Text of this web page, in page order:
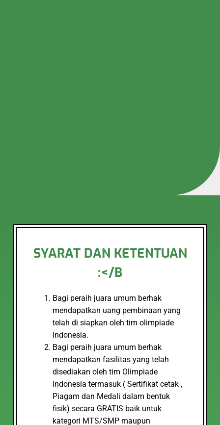
SYARAT DAN KETENTUAN
:</B
Bagi peraih juara umum berhak
mendapatkan uang pembinaan yang
telah di siapkan oleh tim olimpiade
indonesia.
Bagi peraih juara umum berhak
mendapatkan fasilitas yang telah
disediakan oleh tim Olimpiade
Indonesia termasuk ( Sertifikat cetak ,
Piagam dan Medali dalam bentuk
fisik) secara GRATIS baik untuk
kategori MTS/SMP maupun